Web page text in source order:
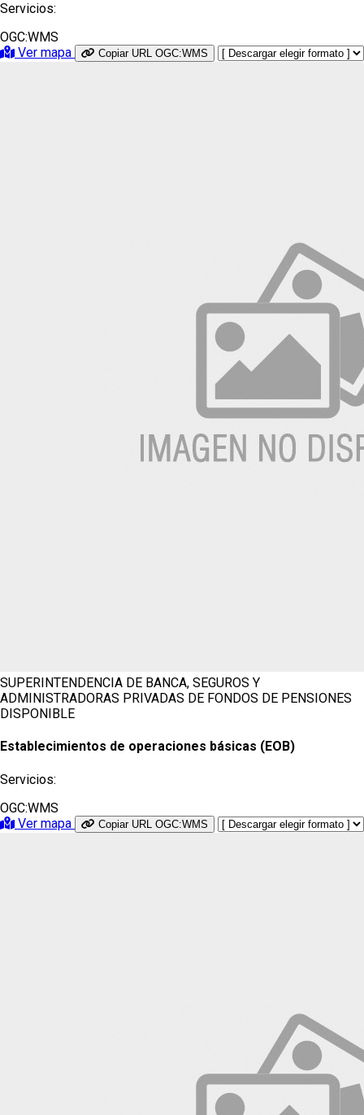
Servicios:
OGC:WMS
Ver mapa
Copiar URL OGC:WMS
SUPERINTENDENCIA DE BANCA, SEGUROS Y
ADMINISTRADORAS PRIVADAS DE FONDOS DE PENSIONES
DISPONIBLE
Establecimientos de operaciones básicas (EOB)
Servicios:
OGC:WMS
Ver mapa
Copiar URL OGC:WMS